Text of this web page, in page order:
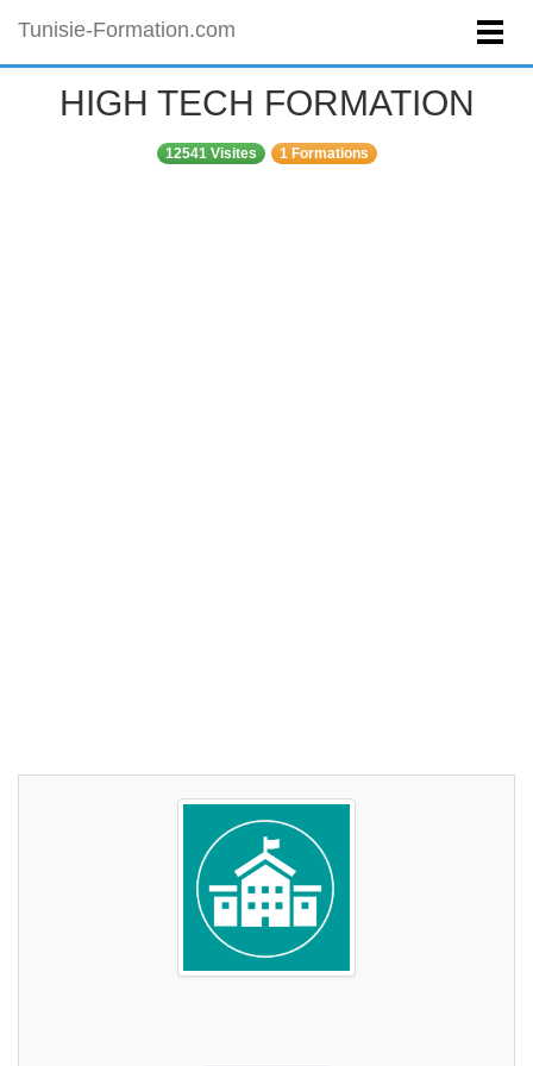
Tunisie-Formation.com
HIGH TECH FORMATION
12541 Visites 1 Formations